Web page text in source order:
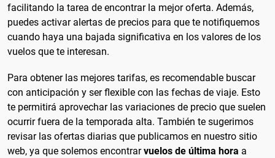
facilitando la tarea de encontrar la mejor oferta. Además,
puedes activar alertas de precios para que te notifiquemos
cuando haya una bajada significativa en los valores de los
vuelos que te interesan.
Para obtener las mejores tarifas, es recomendable buscar
con anticipación y ser flexible con las fechas de viaje. Esto
te permitirá aprovechar las variaciones de precio que suelen
ocurrir fuera de la temporada alta. También te sugerimos
revisar las ofertas diarias que publicamos en nuestro sitio
web, ya que solemos encontrarvuelos de última hora a